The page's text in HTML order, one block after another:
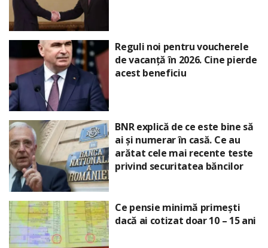
Reguli noi pentru voucherele
de vacanță în 2026. Cine pierde
acest beneficiu
BNR explică de ce este bine să
ai și numerar în casă. Ce au
arătat cele mai recente teste
privind securitatea băncilor
Ce pensie minimă primești
dacă ai cotizat doar 10 – 15 ani